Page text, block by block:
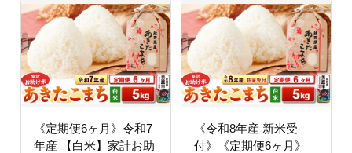
《定期便6ヶ月》令和7
年産 【白米】家計お助
《令和8年産 新米受
付》《定期便6ヶ月》